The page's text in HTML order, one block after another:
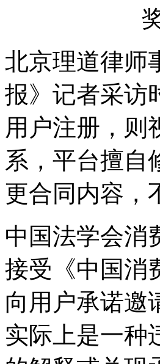
北京理道律师
报》记者采访
用户注册，则
系，平台擅自
更合同内容，
中国法学会消
接受《中国消
向用户承诺邀
实际上是一种